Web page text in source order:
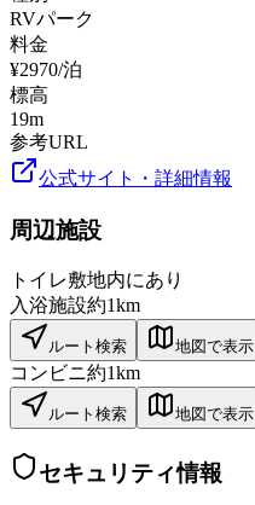
RVパーク
料金
¥2970/泊
標高
19m
参考URL
公式サイト・詳細情報
周辺施設
トイレ敷地内にあり
入浴施設約1km
ルート検索 地図で表示
コンビニ約1km
ルート検索 地図で表示
セキュリティ情報